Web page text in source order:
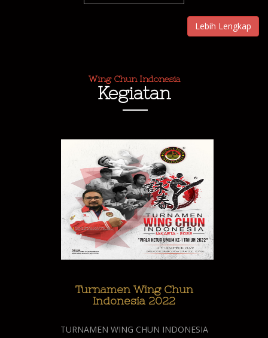
Lebih Lengkap
Wing Chun Indonesia
Kegiatan
Turnamen Wing Chun
Indonesia 2022
TURNAMEN WING CHUN INDONESIA